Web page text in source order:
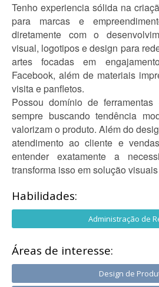
Tenho experiencia sólida na
para marcas e
diretamente com o
visual, logotipos e design para
artes focadas em
Facebook, além de materiais
visita e panfletos.
Possou domínio de
sempre buscando tendência
valorizam o produto. Além do
atendimento ao cliente e
entender exatamente a
transforma isso em solução
Habilidades:
Administração de
Áreas de interesse:
Design de